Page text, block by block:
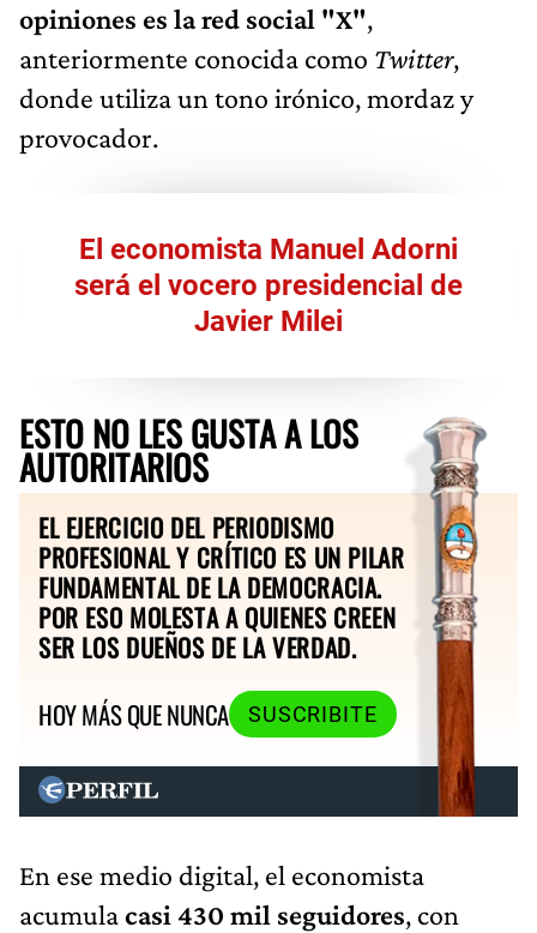
opiniones es la red social "X",
anteriormente conocida como Twitter,
donde utiliza un tono irónico, mordaz y
provocador.
El economista Manuel Adorni
será el vocero presidencial de
Javier Milei
ESTO NO LES GUSTA A LOS
AUTORITARIOS
EL EJERCICIO DEL PERIODISMO
PROFESIONAL Y CRÍTICO ES UN PILAR
FUNDAMENTAL DE LA DEMOCRACIA.
POR ESO MOLESTA A QUIENES CREEN
SER LOS DUEÑOS DE LA VERDAD.
HOY MÁS QUE NUNCA
SUSCRIBITE
En ese medio digital, el economista
acumulacasi 430 mil seguidores, con